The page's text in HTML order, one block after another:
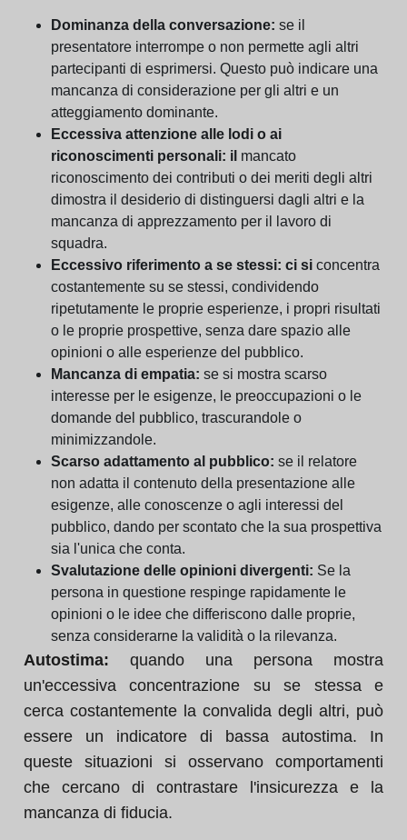
Dominanza della conversazione: se il
presentatore interrompe o non permette agli altri
partecipanti di esprimersi. Questo può indicare una
mancanza di considerazione per gli altri e un
atteggiamento dominante.
Eccessiva attenzione alle lodi o ai
riconoscimenti personali: il mancato
riconoscimento dei contributi o dei meriti degli altri
dimostra il desiderio di distinguersi dagli altri e la
mancanza di apprezzamento per il lavoro di
squadra.
Eccessivo riferimento a se stessi: ci si concentra
costantemente su se stessi, condividendo
ripetutamente le proprie esperienze, i propri risultati
o le proprie prospettive, senza dare spazio alle
opinioni o alle esperienze del pubblico.
Mancanza di empatia: se si mostra scarso
interesse per le esigenze, le preoccupazioni o le
domande del pubblico, trascurandole o
minimizzandole.
Scarso adattamento al pubblico: se il relatore
non adatta il contenuto della presentazione alle
esigenze, alle conoscenze o agli interessi del
pubblico, dando per scontato che la sua prospettiva
sia l'unica che conta.
Svalutazione delle opinioni divergenti: Se la
persona in questione respinge rapidamente le
opinioni o le idee che differiscono dalle proprie,
senza considerarne la validità o la rilevanza.
Autostima: quando una persona mostra
un'eccessiva concentrazione su se stessa e
cerca costantemente la convalida degli altri, può
essere un indicatore di bassa autostima. In
queste situazioni si osservano comportamenti
che cercano di contrastare l'insicurezza e la
mancanza di fiducia.